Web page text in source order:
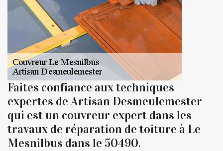
Faites confiance aux techniques
expertes de Artisan Desmeulemester
qui est un couvreur expert dans les
travaux de réparation de toiture à Le
Mesnilbus dans le 50490.